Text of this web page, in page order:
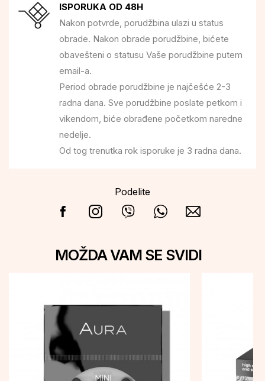
ISPORUKA OD 48H
Nakon potvrde, porudžbina ulazi u status
obrade. Nakon obrade porudžbine, bićete
obavešteni o statusu Vaše porudžbine putem
email-a.
Period obrade porudžbine je najčešće 2-3
radna dana. Sve porudžbine poslate petkom i
vikendom, biće obrađene početkom naredne
nedelje.
Od tog trenutka rok isporuke je 3 radna dana.
Podelite
MOŽDA VAM SE SVIDI